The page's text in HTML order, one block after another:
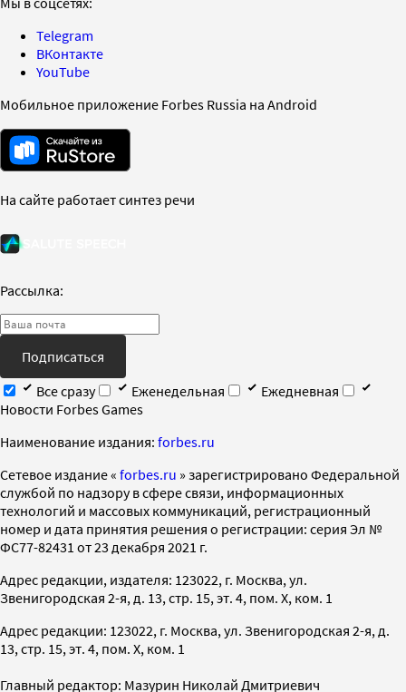
Telegram
ВКонтакте
YouTube
Мобильное приложение Forbes Russia на Android
На сайте работает синтез речи
Рассылка:
Подписаться
Все сразу
Еженедельная
Ежедневная
Новости Forbes Games
Наименование издания: forbes.ru
Cетевое издание « forbes.ru » зарегистрировано Федеральной
службой по надзору в сфере связи, информационных
технологий и массовых коммуникаций, регистрационный
номер и дата принятия решения о регистрации: серия Эл №
ФС77-82431 от 23 декабря 2021 г.
Адрес редакции, издателя: 123022, г. Москва, ул.
Звенигородская 2-я, д. 13, стр. 15, эт. 4, пом. X, ком. 1
Адрес редакции: 123022, г. Москва, ул. Звенигородская 2-я, д.
13, стр. 15, эт. 4, пом. X, ком. 1
Главный редактор: Мазурин Николай Дмитриевич